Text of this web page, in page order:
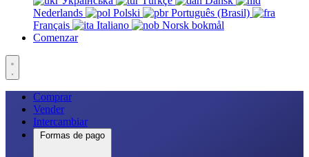
Nederlands
Polski
Português (Brasil)
Français
Italiano
Norsk bokmål
Comenzar
Comprar
Vender
Intercambiar
Formas de pago